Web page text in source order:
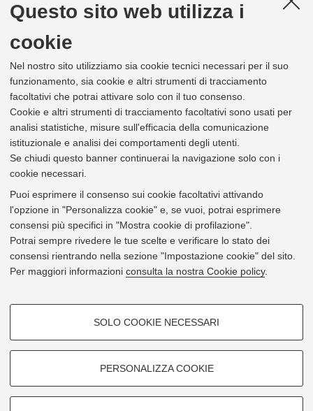
Questo sito web utilizza i
cookie
Nel nostro sito utilizziamo sia cookie tecnici necessari per il suo
funzionamento, sia cookie e altri strumenti di tracciamento
facoltativi che potrai attivare solo con il tuo consenso.
Cookie e altri strumenti di tracciamento facoltativi sono usati per
analisi statistiche, misure sull'efficacia della comunicazione
istituzionale e analisi dei comportamenti degli utenti.
Se chiudi questo banner continuerai la navigazione solo con i
cookie necessari.
Puoi esprimere il consenso sui cookie facoltativi attivando
l'opzione in "Personalizza cookie" e, se vuoi, potrai esprimere
consensi più specifici in "Mostra cookie di profilazione".
Potrai sempre rivedere le tue scelte e verificare lo stato dei
consensi rientrando nella sezione "Impostazione cookie" del sito.
Per maggiori informazioni consulta la nostra Cookie policy.
COOKIE DI PROFILAZIONE -
Si tratta di cookie utilizzati per analizzare le caratteristiche della
navigazione degli utenti, creare profili in base al loro comportamento sul
Mostra cookie di profilazione
SOLO COOKIE NECESSARI
PERSONALIZZA COOKIE
Via Selmi .3 Bologna [ Vai alla mappa]
tel
+39 051 20 9 4214
34693
Giordani, Roberto
Area dei Funzionari - Settore tecnico - informatico
3386
AFORM - Settore Servizi didattici Scienze - Cittadella
Via Selmi .3 Bologna [Vai alla mappa
e-mail
roberto.giordani@unibo.it
vcard
30144
Lanzarini, Luisa
AFORM - Settore Servizi didattici Scienze - Cittadella
Via Selmi .3 Bologna [ Vai alla mappa]
e-mail
luisa.lanzarini@unibo.it
tel
+39 051 20 9 4285
fax
+39 051 2086280
Area dei Funzionari - Settore amministrativo - gestionale
3386
AFORM - Settore Servizi didattici Scienze - Cittadella
Via Selmi .3 Bologna [Vai alla mappa]
laura.pavan@unibo.it
vcard